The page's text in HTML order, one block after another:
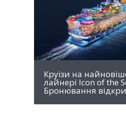
MORE
Круїзи на
лайнері Icon of the
Бронювання